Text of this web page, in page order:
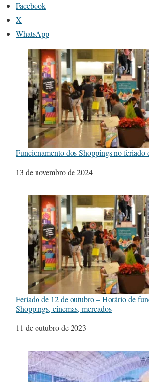
Facebook
X
WhatsApp
Funcionamento dos Shoppings no feriado
Data
13 de novembro de 2024
Feriado de 12 de outubro – Horário de
Shoppings, cinemas, mercados
Data
11 de outubro de 2023